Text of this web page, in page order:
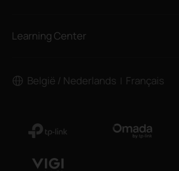
Learning Center
België / Nederlands Français